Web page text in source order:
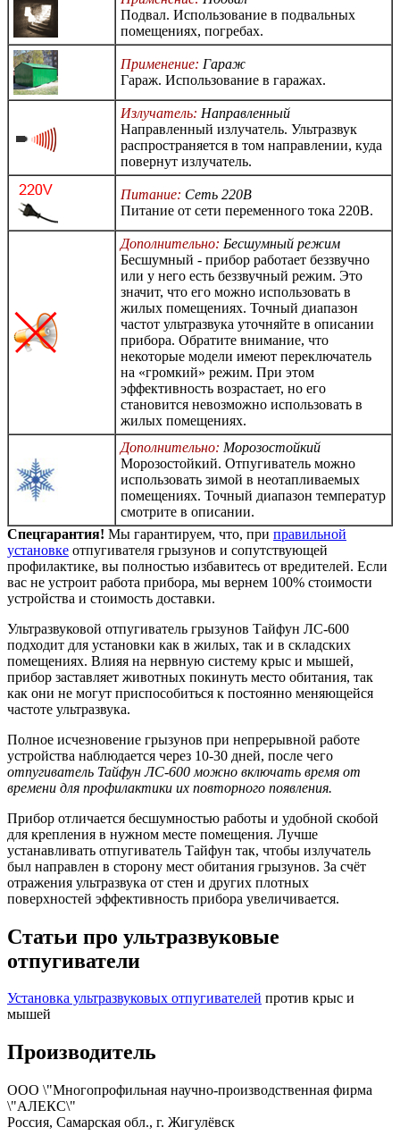
Подвал. Использование в подвальных
помещениях, погребах.
Применение: Гараж
Гараж. Использование в гаражах.
Излучатель: Направленный
Направленный излучатель. Ультразвук
распространяется в том направлении, куда
повернут излучатель.
Питание: Сеть 220В
Питание от сети переменного тока 220В.
Дополнительно: Бесшумный режим
Бесшумный - прибор работает беззвучно
или у него есть беззвучный режим. Это
значит, что его можно использовать в
жилых помещениях. Точный диапазон
частот ультразвука уточняйте в описании
прибора. Обратите внимание, что
некоторые модели имеют переключатель
на «громкий» режим. При этом
эффективность возрастает, но его
становится невозможно использовать в
жилых помещениях.
Дополнительно: Морозостойкий
Морозостойкий. Отпугиватель можно
использовать зимой в неотапливаемых
помещениях. Точный диапазон температур
смотрите в описании.
Спецгарантия! Мы гарантируем, что, при правильной
установке отпугивателя грызунов и сопутствующей
профилактике, вы полностью избавитесь от вредителей. Если
вас не устроит работа прибора, мы вернем 100% стоимости
устройства и стоимость доставки.
Ультразвуковой отпугиватель грызунов Тайфун ЛС-600
подходит для установки как в жилых, так и в складских
помещениях. Влияя на нервную систему крыс и мышей,
прибор заставляет животных покинуть место обитания, так
как они не могут приспособиться к постоянно меняющейся
частоте ультразвука.
Полное исчезновение грызунов при непрерывной работе
устройства наблюдается через 10-30 дней, после чего
отпугиватель Тайфун ЛС-600 можно включать время от
времени для профилактики их повторного появления.
Прибор отличается бесшумностью работы и удобной скобой
для крепления в нужном месте помещения. Лучше
устанавливать отпугиватель Тайфун так, чтобы излучатель
был направлен в сторону мест обитания грызунов. За счёт
отражения ультразвука от стен и других плотных
поверхностей эффективность прибора увеличивается.
Статьи про ультразвуковые
отпугиватели
Установка ультразвуковых отпугивателей против крыс и
мышей
Производитель
ООО \"Многопрофильная научно-производственная фирма
\"АЛЕКС\"
Россия, Самарская обл., г. Жигулёвск